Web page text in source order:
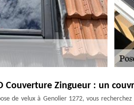
Couverture Zingueur : un
de velux à Genolier 1272, vous